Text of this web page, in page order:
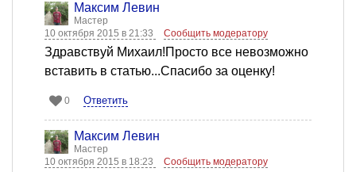
Максим Левин
Мастер
10 октября 2015 в 21:33
Сообщить модератору
Здравствуй Михаил!Просто все невозможно
вставить в статью...Спасибо за оценку!
0 Ответить
Максим Левин
Мастер
10 октября 2015 в 18:23
Сообщить модератору